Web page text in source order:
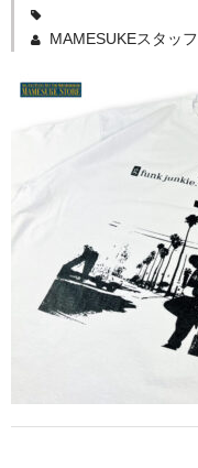
新商品
全商品（ウェア）
ゲームシャツ
コーチジャケット
スウェット＆フーディ
ヘッドギア
MAMESUKEスタッフ